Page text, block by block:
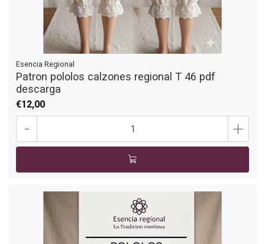
Esencia Regional
Patron pololos calzones regional T 46 pdf
descarga
€12,00
- +